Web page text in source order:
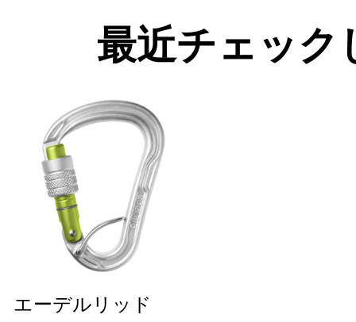
最近チェック
エーデルリッド